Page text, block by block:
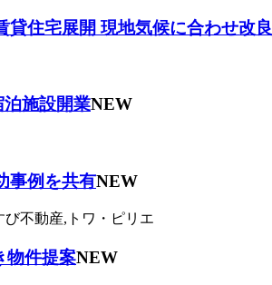
住宅展開 現地気候に合わせ改良
施設開業NEW
事例を共有NEW
不動産,トワ・ピリエ
物件提案NEW